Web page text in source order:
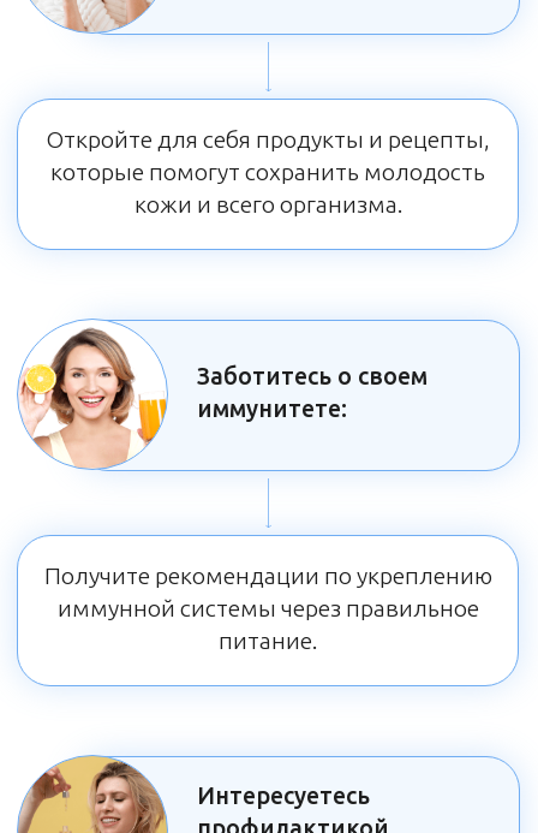
ПОЛУЧИТЬ ПОДАРОК
какие витамины и минералы
вашему организму не хватает,
чтобы чувствовать себя на 100%
За три часа на вебинаре
разберем: